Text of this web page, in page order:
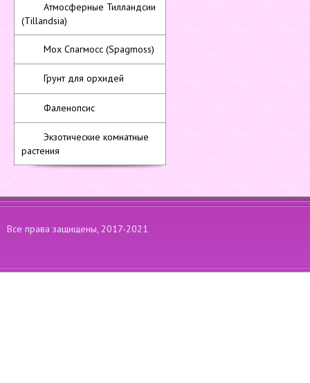
Атмосферные Тилландсии
(Tillandsia)
Мох Спагмосс (Spagmoss)
Грунт для орхидей
Фаленопсис
Экзотические комнатные
растения
Все права защищены, 2017-2021